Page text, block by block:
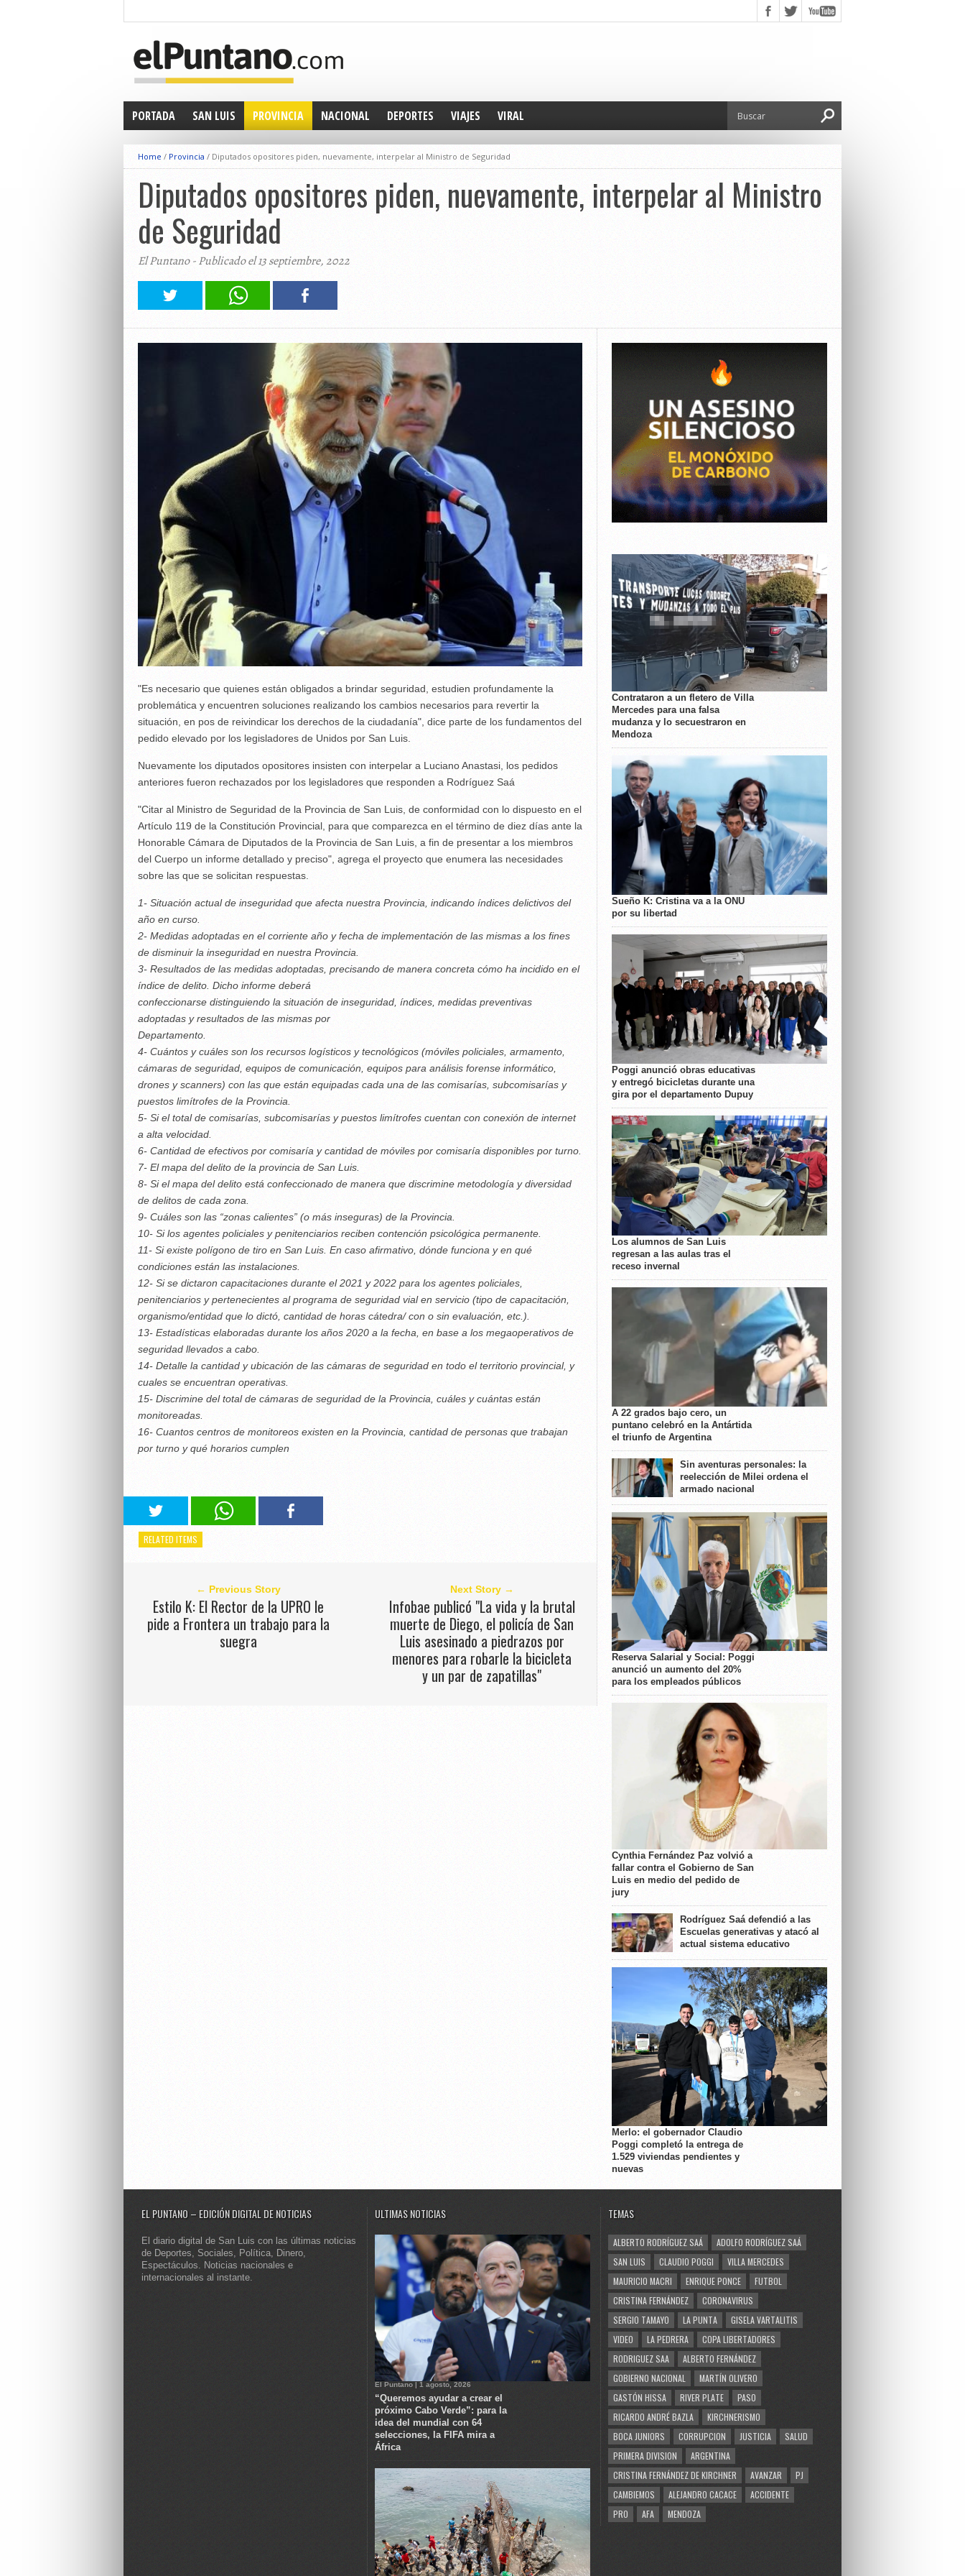
PORTADA SAN LUIS PROVINCIA NACIONAL DEPORTES VIAJES VIRAL
Home / Provincia / Diputados opositores piden, nuevamente, interpelar al Ministro de Seguridad
Diputados opositores piden, nuevamente, interpelar al Ministro
de Seguridad
El Puntano - Publicado el 13 septiembre, 2022
"Es necesario que quienes están obligados a brindar seguridad, estudien profundamente la
problemática y encuentren soluciones realizando los cambios necesarios para revertir la
situación, en pos de reivindicar los derechos de la ciudadanía", dice parte de los fundamentos del
pedido elevado por los legisladores de Unidos por San Luis.
Nuevamente los diputados opositores insisten con interpelar a Luciano Anastasi, los pedidos
anteriores fueron rechazados por los legisladores que responden a Rodríguez Saá
"Citar al Ministro de Seguridad de la Provincia de San Luis, de conformidad con lo dispuesto en el
Artículo 119 de la Constitución Provincial, para que comparezca en el término de diez días ante la
Honorable Cámara de Diputados de la Provincia de San Luis, a fin de presentar a los miembros
del Cuerpo un informe detallado y preciso", agrega el proyecto que enumera las necesidades
sobre las que se solicitan respuestas.
1- Situación actual de inseguridad que afecta nuestra Provincia, indicando índices delictivos del
año en curso.
2- Medidas adoptadas en el corriente año y fecha de implementación de las mismas a los fines
de disminuir la inseguridad en nuestra Provincia.
3- Resultados de las medidas adoptadas, precisando de manera concreta cómo ha incidido en el
índice de delito. Dicho informe deberá
confeccionarse distinguiendo la situación de inseguridad, índices, medidas preventivas
adoptadas y resultados de las mismas por
Departamento.
4- Cuántos y cuáles son los recursos logísticos y tecnológicos (móviles policiales, armamento,
cámaras de seguridad, equipos de comunicación, equipos para análisis forense informático,
drones y scanners) con las que están equipadas cada una de las comisarías, subcomisarías y
puestos limítrofes de la Provincia.
5- Si el total de comisarías, subcomisarías y puestos limítrofes cuentan con conexión de internet
a alta velocidad.
6- Cantidad de efectivos por comisaría y cantidad de móviles por comisaría disponibles por turno.
7- El mapa del delito de la provincia de San Luis.
8- Si el mapa del delito está confeccionado de manera que discrimine metodología y diversidad
de delitos de cada zona.
9- Cuáles son las “zonas calientes” (o más inseguras) de la Provincia.
10- Si los agentes policiales y penitenciarios reciben contención psicológica permanente.
11- Si existe polígono de tiro en San Luis. En caso afirmativo, dónde funciona y en qué
condiciones están las instalaciones.
12- Si se dictaron capacitaciones durante el 2021 y 2022 para los agentes policiales,
penitenciarios y pertenecientes al programa de seguridad vial en servicio (tipo de capacitación,
organismo/entidad que lo dictó, cantidad de horas cátedra/ con o sin evaluación, etc.).
13- Estadísticas elaboradas durante los años 2020 a la fecha, en base a los megaoperativos de
seguridad llevados a cabo.
14- Detalle la cantidad y ubicación de las cámaras de seguridad en todo el territorio provincial, y
cuales se encuentran operativas.
15- Discrimine del total de cámaras de seguridad de la Provincia, cuáles y cuántas están
monitoreadas.
16- Cuantos centros de monitoreos existen en la Provincia, cantidad de personas que trabajan
por turno y qué horarios cumplen
RELATED ITEMS
← Previous Story
Estilo K: El Rector de la UPRO le
pide a Frontera un trabajo para la
suegra
Next Story →
Infobae publicó "La vida y la brutal
muerte de Diego, el policía de San
Luis asesinado a piedrazos por
menores para robarle la bicicleta
y un par de zapatillas"
Contrataron a un fletero de Villa
Mercedes para una falsa
mudanza y lo secuestraron en
Mendoza
Sueño K: Cristina va a la ONU
por su libertad
Poggi anunció obras educativas
y entregó bicicletas durante una
gira por el departamento Dupuy
Los alumnos de San Luis
regresan a las aulas tras el
receso invernal
A 22 grados bajo cero, un
puntano celebró en la Antártida
el triunfo de Argentina
Sin aventuras personales: la
reelección de Milei ordena el
armado nacional
Reserva Salarial y Social: Poggi
anunció un aumento del 20%
para los empleados públicos
Cynthia Fernández Paz volvió a
fallar contra el Gobierno de San
Luis en medio del pedido de
jury
Rodríguez Saá defendió a las
Escuelas generativas y atacó al
actual sistema educativo
Merlo: el gobernador Claudio
Poggi completó la entrega de
1.529 viviendas pendientes y
nuevas
EL PUNTANO – EDICIÓN DIGITAL DE NOTICIAS
El diario digital de San Luis con las últimas noticias
de Deportes, Sociales, Política, Dinero,
Espectáculos. Noticias nacionales e
internacionales al instante.
ULTIMAS NOTICIAS
El Puntano | 1 agosto, 2026
“Queremos ayudar a crear el
próximo Cabo Verde”: para la
idea del mundial con 64
selecciones, la FIFA mira a
África
TEMAS
ALBERTO RODRÍGUEZ SAÁ
ADOLFO RODRÍGUEZ SAÁ
SAN LUIS
CLAUDIO POGGI
VILLA MERCEDES
MAURICIO MACRI
ENRIQUE PONCE
FUTBOL
CRISTINA FERNÁNDEZ
CORONAVIRUS
SERGIO TAMAYO
LA PUNTA
GISELA VARTALITIS
VIDEO
LA PEDRERA
COPA LIBERTADORES
RODRIGUEZ SAA
ALBERTO FERNÁNDEZ
GOBIERNO NACIONAL
MARTÍN OLIVERO
GASTÓN HISSA
RIVER PLATE
PASO
RICARDO ANDRÉ BAZLA
KIRCHNERISMO
BOCA JUNIORS
CORRUPCION JUSTICIA
SALUD
PRIMERA DIVISION
ARGENTINA
CRISTINA FERNÁNDEZ DE KIRCHNER
AVANZAR
PJ
CAMBIEMOS
ALEJANDRO CACACE
ACCIDENTE
PRO
AFA MENDOZA